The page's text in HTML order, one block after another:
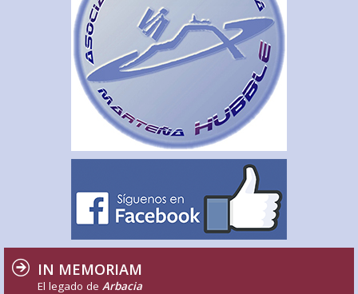
IN MEMORIAM
El legado de Arbacia